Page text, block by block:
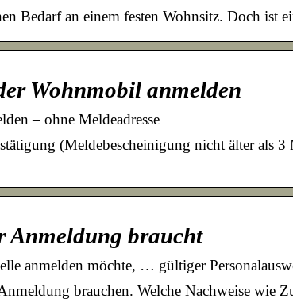
Bedarf an einem festen Wohnsitz. Doch ist
Wohnmobil anmelden
– ohne Meldeadresse
(Meldebescheinigung nicht älter als
Anmeldung braucht
anmelden möchte, … gültiger
brauchen. Welche Nachweise wie